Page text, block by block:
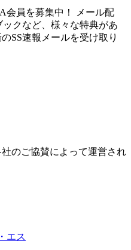
会員を募集中！ メール配
クなど、様々な特典があ
SS速報メールを受け取り
のご協賛によって運営され